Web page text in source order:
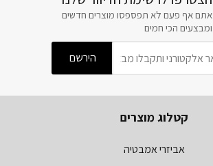
אתם אף פעם לא תפספסו מוצרים חדשים
ומבצעים הכי חמים
קטלוג מוצרים
אביזרי אמבטיה